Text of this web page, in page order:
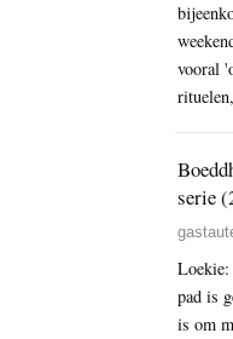
vooral
serie
pad is
is om